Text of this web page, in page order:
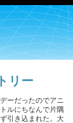
リー
ーだったのでアニ
ルにちなんで片隅
引き込まれた。大